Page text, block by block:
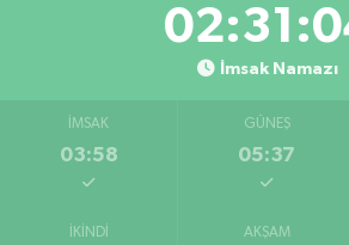
İmsak Namazı
İMSAK
03:58
GÜNEŞ
05:37
İKINDI AKŞAM